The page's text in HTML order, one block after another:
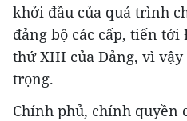
khởi đầu của quá trình
đảng bộ các cấp, tiến
thứ XIII của Đảng, vì
trọng.
Chính phủ, chính quyền